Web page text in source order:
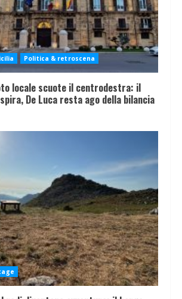
Politica & retroscena
locale scuote il centrodestra: il
De Luca resta ago della bilancia